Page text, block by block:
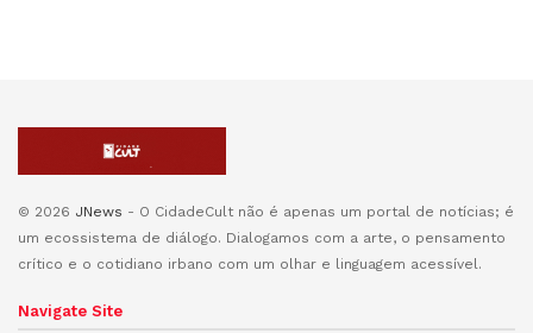
© 2026 JNews - O CidadeCult não é apenas um portal de notícias; é
um ecossistema de diálogo. Dialogamos com a arte, o pensamento
crítico e o cotidiano irbano com um olhar e linguagem acessível.
Navigate Site